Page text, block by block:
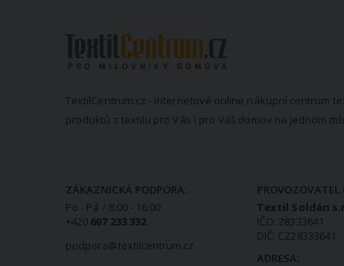
TextilCentrum.cz - internetové online nákupní centrum
produktů z textilu pro Vás i pro Váš domov na jednom
ZÁKAZNICKÁ PODPORA:
Po - Pá / 8:00 - 16:00
+420 607 233 332
podpora@textilcentrum.cz
PROVOZOVATEL
Textil Soldán
IČO: 28333641
DIČ: CZ28333641
ADRESA: